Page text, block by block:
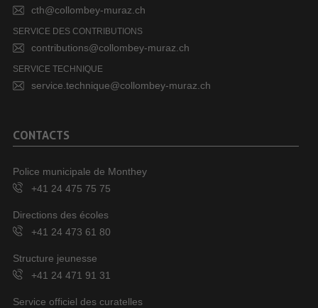
cth@collombey-muraz.ch
SERVICE DES CONTRIBUTIONS
contributions@collombey-muraz.ch
SERVICE TECHNIQUE
service.technique@collombey-muraz.ch
CONTACTS
Police municipale de Monthey
+41 24 475 75 75
Directions des écoles
+41 24 473 61 80
Structure jeunesse
+41 24 471 91 31
Service officiel des curatelles